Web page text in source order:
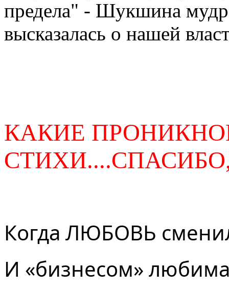
КАКИЕ
Когда ЛЮБОВЬ
И «бизнесом»